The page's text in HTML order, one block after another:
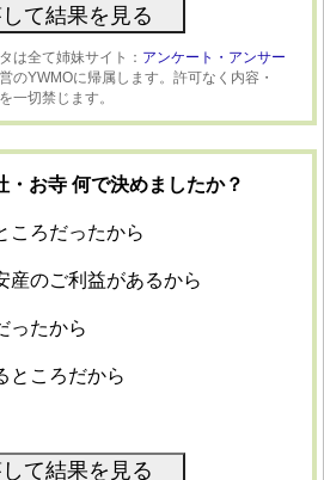
は全て姉妹サイト： アンケート・アンサー
のYWMOに帰属します。許可なく内容・
一切禁じます。
・お寺 何で決めましたか？
ころだったから
産のご利益があるから
ったから
ところだから